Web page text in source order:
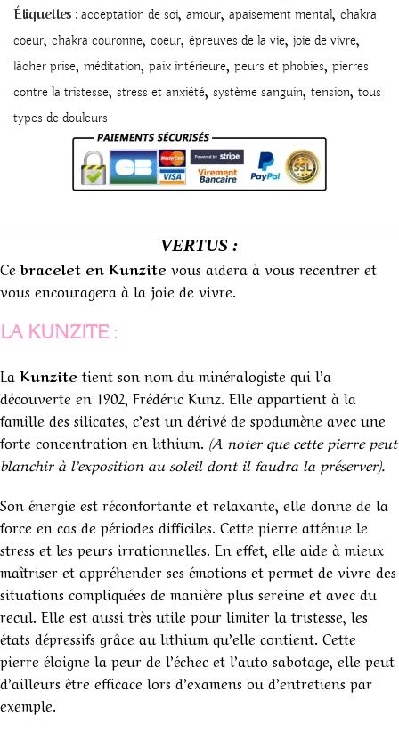
Étiquettes : acceptation de soi, amour, apaisement mental, chakra
coeur, chakra couronne, coeur, épreuves de la vie, joie de vivre,
lâcher prise, méditation, paix intérieure, peurs et phobies, pierres
contre la tristesse, stress et anxiété, système sanguin, tension, tous
types de douleurs
VERTUS :
Cebracelet en Kunzite vous aidera à vous recentrer et
vous encouragera à la joie de vivre.
LA KUNZITE :
La Kunzite tient son nom du minéralogiste qui l’a
découverte en 1902, Frédéric Kunz. Elle appartient à la
famille des silicates, c’est un dérivé de spodumène avec une
forte concentration en lithium. (A noter que cette pierre peut
blanchir à l’exposition au soleil dont il faudra la préserver).
Son énergie est réconfortante et relaxante, elle donne de la
force en cas de périodes difficiles. Cette pierre atténue le
stress et les peurs irrationnelles. En effet, elle aide à mieux
maîtriser et appréhender ses émotions et permet de vivre des
situations compliquées de manière plus sereine et avec du
recul. Elle est aussi très utile pour limiter la tristesse, les
états dépressifs grâce au lithium qu’elle contient. Cette
pierre éloigne la peur de l’échec et l’auto sabotage, elle peut
d’ailleurs être efficace lors d’examens ou d’entretiens par
exemple.